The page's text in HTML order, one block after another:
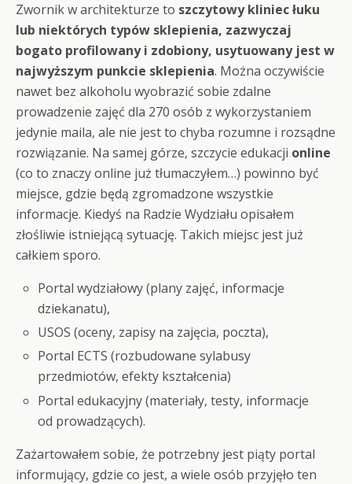
Zwornik w architekturze to szczytowy kliniec łuku
lub niektórych typów sklepienia, zazwyczaj
bogato profilowany i zdobiony, usytuowany jest w
najwyższym punkcie sklepienia. Można oczywiście
nawet bez alkoholu wyobrazić sobie zdalne
prowadzenie zajęć dla 270 osób z wykorzystaniem
jedynie maila, ale nie jest to chyba rozumne i rozsądne
rozwiązanie. Na samej górze, szczycie edukacji online
(co to znaczy online już tłumaczyłem…) powinno być
miejsce, gdzie będą zgromadzone wszystkie
informacje. Kiedyś na Radzie Wydziału opisałem
złośliwie istniejącą sytuację. Takich miejsc jest już
całkiem sporo.
Portal wydziałowy (plany zajęć, informacje
dziekanatu),
USOS (oceny, zapisy na zajęcia, poczta),
Portal ECTS (rozbudowane sylabusy
przedmiotów, efekty kształcenia)
Portal edukacyjny (materiały, testy, informacje
od prowadzących).
Zażartowałem sobie, że potrzebny jest piąty portal
informujący, gdzie co jest, a wiele osób przyjęło ten